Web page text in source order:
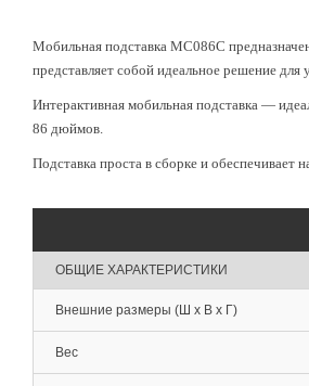
Мобильная подставка MC086C
представляет собой идеальное решение для
Интерактивная мобильная подставка —
86 дюймов.
Подставка проста в сборке и обеспечивает
ОБЩИЕ ХАРАКТЕРИСТИКИ
Внешние размеры (Ш х В х Г)
Вес